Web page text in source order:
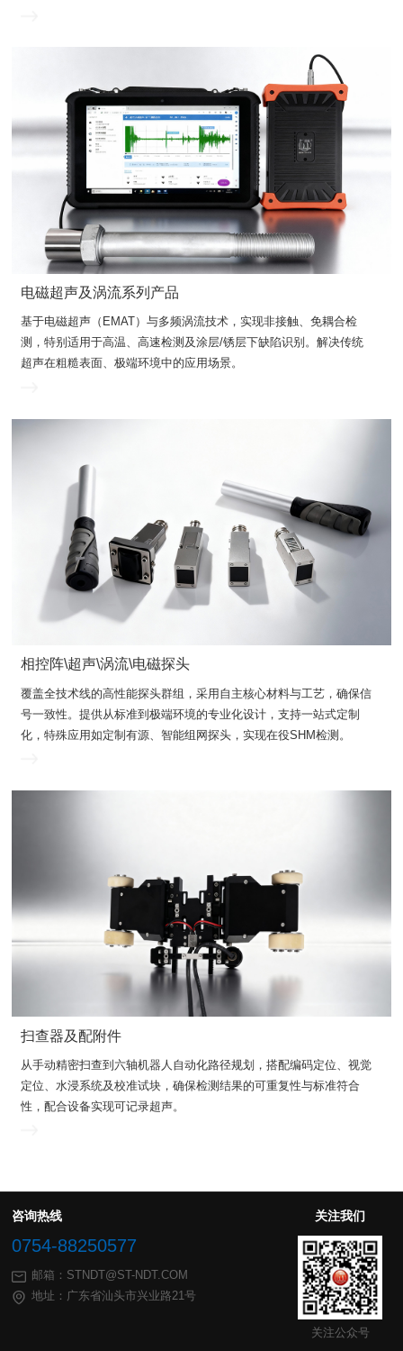
电磁超声及涡流系列产品
超声在粗糙表面、极端环境中的应用场景。
相控阵\超声\涡流\电磁探头
化，特殊应用如定制有源、智能组网探头，实现在役SHM检测。
扫查器及配附件
性，配合设备实现可记录超声。
咨询热线
0754-88250577
邮箱：STNDT@ST-NDT.COM
地址：广东省汕头市兴业路21号
关注我们
关注公众号